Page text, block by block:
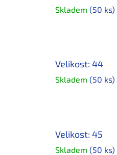
Skladem (50 ks)
Velikost: 44
Skladem (50 ks)
Velikost: 45
Skladem (50 ks)